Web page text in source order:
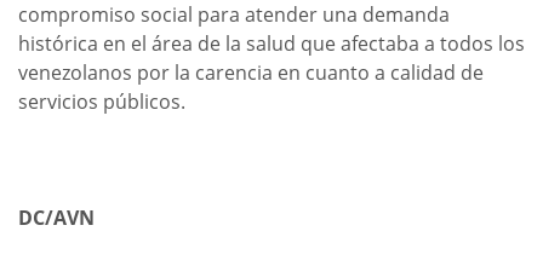
compromiso social para atender una demanda
histórica en el área de la salud que afectaba a todos los
venezolanos por la carencia en cuanto a calidad de
servicios públicos.
DC/AVN